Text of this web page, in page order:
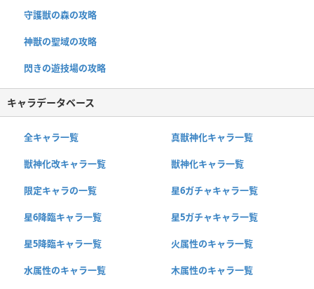
守護獣の森の攻略
神獣の聖域の攻略
閃きの遊技場の攻略
キャラデータベース
全キャラ一覧 真獣神化キャラ一覧
獣神化改キャラ一覧 獣神化キャラ一覧
限定キャラの一覧 星6ガチャキャラ一覧
星6降臨キャラ一覧 星5ガチャキャラ一覧
星5降臨キャラ一覧 火属性のキャラ一覧
水属性のキャラ一覧 木属性のキャラ一覧